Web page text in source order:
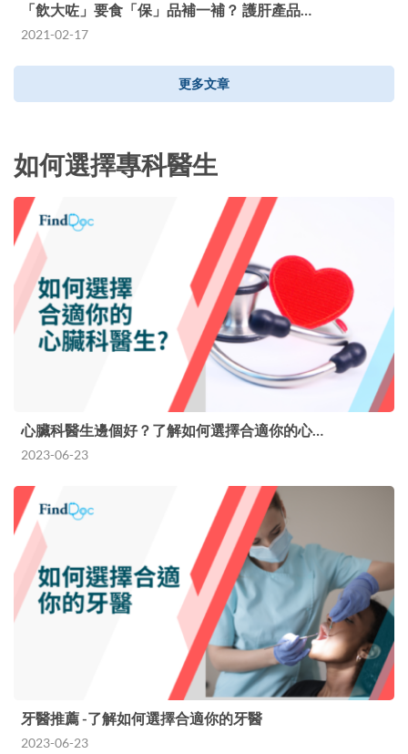
「飲大咗」要食「保」品補一補？ 護肝產品…
2021-02-17
更多文章
如何選擇專科醫生
心臟科醫生邊個好？了解如何選擇合適你的心…
2023-06-23
牙醫推薦 -了解如何選擇合適你的牙醫
2023-06-23